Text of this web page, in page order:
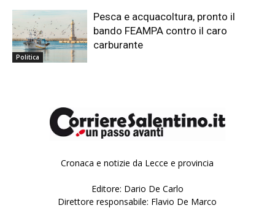
Politica
Pesca e acquacoltura, pronto il
bando FEAMPA contro il caro
carburante
Cronaca e notizie da Lecce e provincia
Editore: Dario De Carlo
Direttore responsabile: Flavio De Marco